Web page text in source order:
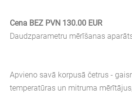
Cena BEZ PVN 130.00 EUR
Daudzparametru mērīšanas
Apvieno savā korpusā četrus -
temperatūras un mitruma